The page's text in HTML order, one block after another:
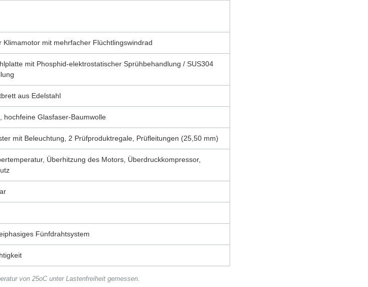
Klimamotor mit mehrfacher Flüchtlingswindrad
mit Phosphid-elektrostatischer Sprühbehandlung / SUS304
aus Edelstahl
hochfeine Glasfaser-Baumwolle
mit Beleuchtung, 2 Prüfproduktregale, Prüfleitungen (25,50 mm)
Überhitzung des Motors, Überdruckkompressor,
Fünfdrahtsystem
von 25oC unter Lastenfreiheit gemessen.